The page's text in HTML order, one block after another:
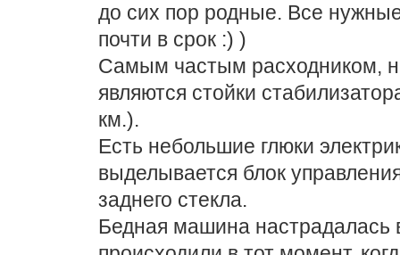
до сих пор родные. Все
почти в срок :) )
Самым частым расходником,
являются стойки
км.).
Есть небольшие глюки
выделывается блок
заднего стекла.
Бедная машина настрадалась